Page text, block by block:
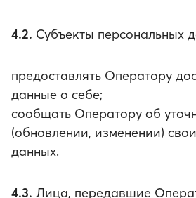
4.2. Субъекты персональных
предоставлять Оператору
данные о себе;
сообщать Оператору об
(обновлении, изменении)
данных.
4.3. Лица, передавшие